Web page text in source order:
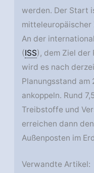
werden. Der Start
mitteleuropäischer
An der
(ISS), dem Ziel der
wird es nach
Planungsstand am
ankoppeln. Rund
Treibstoffe und
erreichen dann
Außenposten im
Verwandte Artikel: